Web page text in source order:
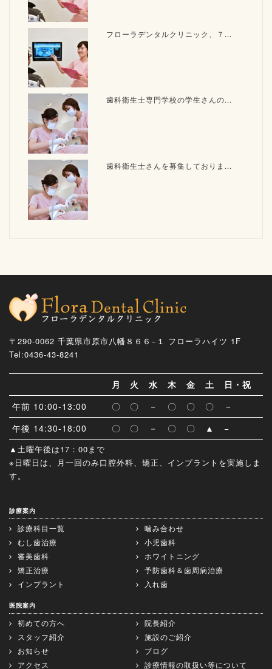
フローラデンタルクリニック、７...
歯科衛生士専門学校の学生さんの...
歯科衛生士さんを募集しておりま...
〒290-0062 千葉県市原市八幡８６６−１ フローラハイツ 1F
Tel:0436-43-8241
月 火 水 木 金 土
日・祝
午前 10:00-13:00
〇 〇 － 〇 〇 〇
－
午後 14:30-18:00
〇 〇 － 〇 〇 ▲ −
▲土曜午後は17：00まで
※日曜日は、月一回のみ口腔外科、矯正、インプラントを実施しま
す。
診療案内
診療科目一覧
噛み合わせ
むし歯治療
小児歯科
審美歯科
ホワイトニング
矯正治療
予防歯科＆歯周病治療
インプラント
入れ歯
医院案内
初めての方へ
院長紹介
スタッフ紹介
施設のご紹介
お知らせ
ブログ
アクセス
診療情報の取扱い等について